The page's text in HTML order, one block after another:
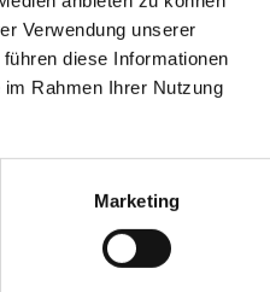
Verwendung unserer
diese Informationen
Rahmen Ihrer Nutzung
Marketing